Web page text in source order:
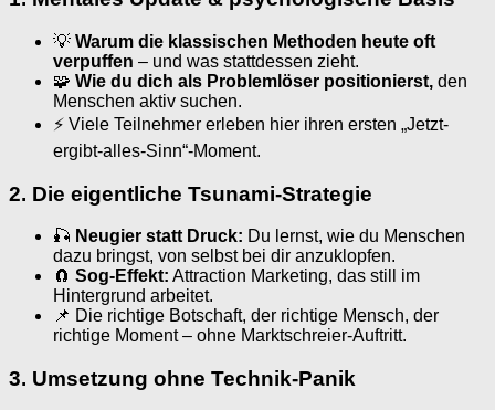
💡 Warum die klassischen Methoden heute oft
verpuffen – und was stattdessen zieht.
🧩 Wie du dich als Problemlöser positionierst, den
Menschen aktiv suchen.
⚡ Viele Teilnehmer erleben hier ihren ersten „Jetzt-
ergibt-alles-Sinn“-Moment.
2. Die eigentliche Tsunami-Strategie
🎣 Neugier statt Druck: Du lernst, wie du Menschen
dazu bringst, von selbst bei dir anzuklopfen.
🧲 Sog-Effekt: Attraction Marketing, das still im
Hintergrund arbeitet.
📌 Die richtige Botschaft, der richtige Mensch, der
richtige Moment – ohne Marktschreier-Auftritt.
3. Umsetzung ohne Technik-Panik